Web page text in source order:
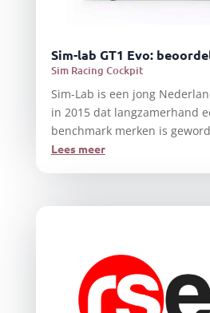
Sim-lab GT1 Evo:
Sim Racing Cockpit
Sim-Lab is een jong
in 2015 dat langzamerhand
benchmark merken is
Lees meer